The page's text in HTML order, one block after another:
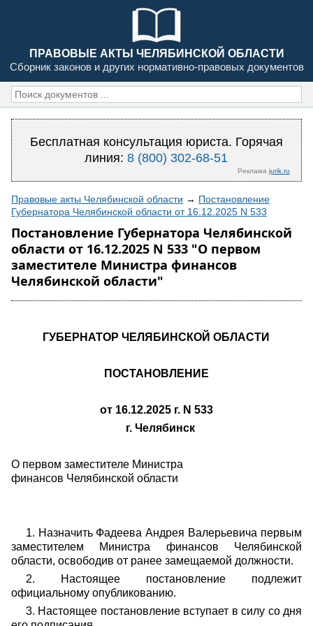
ПРАВОВЫЕ АКТЫ ЧЕЛЯБИНСКОЙ ОБЛАСТИ
Сборник законов и других нормативно-правовых документов
Бесплатная консультация юриста. Горячая
линия:8 (800) 302-68-51
Реклама jurik.ru
Правовые акты Челябинской области → Постановление
Губернатора Челябинской области от 16.12.2025 N 533
Постановление Губернатора Челябинской
области от 16.12.2025 N 533 "О первом
заместителе Министра финансов
Челябинской области"
ГУБЕРНАТОР ЧЕЛЯБИНСКОЙ ОБЛАСТИ
ПОСТАНОВЛЕНИЕ
от 16.12.2025 г. N 533
г. Челябинск
О первом заместителе Министра
финансов Челябинской области
1. Назначить Фадеева Андрея Валерьевича первым
заместителем Министра финансов Челябинской
области, освободив от ранее замещаемой должности.
2. Настоящее постановление подлежит
официальному опубликованию.
3. Настоящее постановление вступает в силу со дня